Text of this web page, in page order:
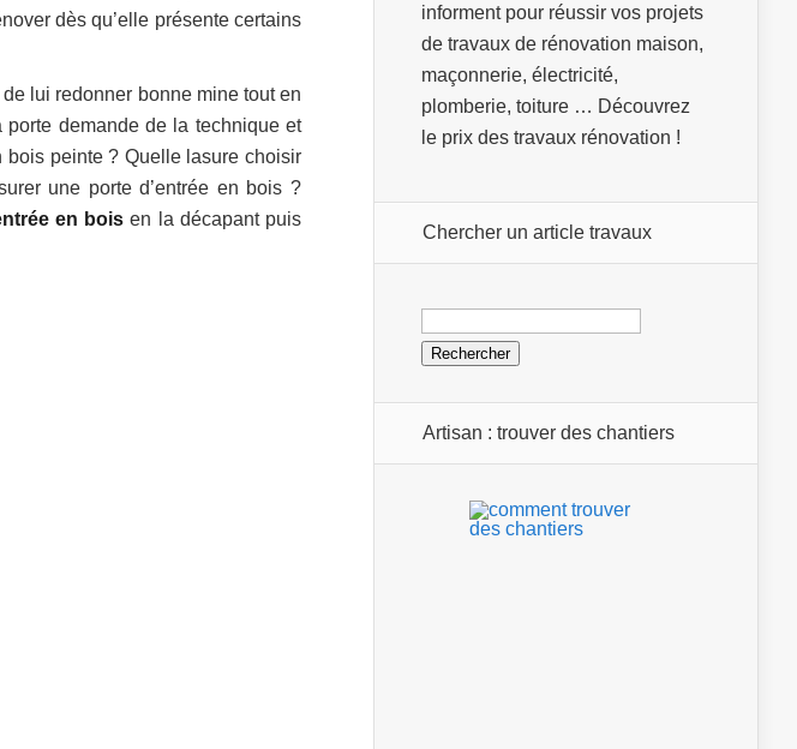
dès qu’elle présente certains
lui redonner bonne mine tout en
porte demande de la technique et
bois peinte ? Quelle lasure choisir
une porte d’entrée en bois ?
en bois en la décapant puis
informent pour réussir vos projets
de travaux de rénovation maison,
maçonnerie, électricité,
plomberie, toiture … Découvrez
le prix des travaux rénovation !
Chercher un article travaux
Rechercher :
Artisan : trouver des chantiers